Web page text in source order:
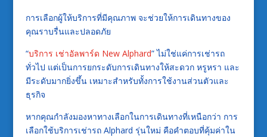
การเลือกผู้ให้บริการที่มีคุณภาพ จะช่วยให้การเดินทางของ
คุณราบรื่นและปลอดภัย
“บริการ เช่าอัลพาร์ด New Alphard” ไม่ใช่แค่การเช่ารถ
ทั่วไป แต่เป็นการยกระดับการเดินทางให้สะดวก หรูหรา และ
มีระดับมากยิ่งขึ้น เหมาะสำหรับทั้งการใช้งานส่วนตัวและ
ธุรกิจ
หากคุณกำลังมองหาทางเลือกในการเดินทางที่เหนือกว่า การ
เลือกใช้บริการเช่ารถ Alphard รุ่นใหม่ คือคำตอบที่คุ้มค่าใน